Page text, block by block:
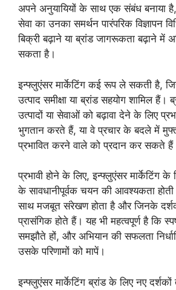
अपने अनुयायियों के साथ एक संबंध बनाया
सेवा का उनका समर्थन पारंपरिक विज्ञापन
बिक्री बढ़ाने या ब्रांड जागरूकता बढ़ाने में
सकता है।
इन्फ्लुएंसर मार्केटिंग कई रूप ले सकती है,
उत्पाद समीक्षा या ब्रांड सहयोग शामिल
उत्पादों या सेवाओं को बढ़ावा देने के लिए
भुगतान करते हैं, या वे प्रचार के बदले में
प्रभावित करने वाले को प्रदान कर सकते
प्रभावी होने के लिए, इन्फ्लुएंसर मार्केटिंग के
के सावधानीपूर्वक चयन की आवश्यकता
साथ मजबूत संरेखण होता है और जिनके
प्रासंगिक होते हैं। यह भी महत्वपूर्ण है कि
समझौते हों, और अभियान की सफलता
उसके परिणामों को मापें।
इन्फ्लुएंसर मार्केटिंग ब्रांड के लिए नए